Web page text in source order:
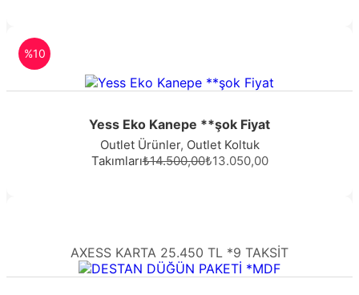
%10
Yess Eko Kanepe **şok Fiyat
Outlet Ürünler, Outlet Koltuk
Takımları₺14.500,00₺13.050,00
AXESS KARTA 25.450 TL *9 TAKSİT